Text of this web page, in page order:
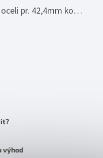
Madlo z nerezové oceli pr. 42,4mm komplet - model 0116 - 3000mm
z 5 hvězdiček.
výhod